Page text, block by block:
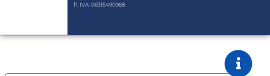
P. IVA: 06315490968